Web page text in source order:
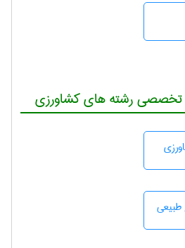
رشته های کشاورزی
طبيعی